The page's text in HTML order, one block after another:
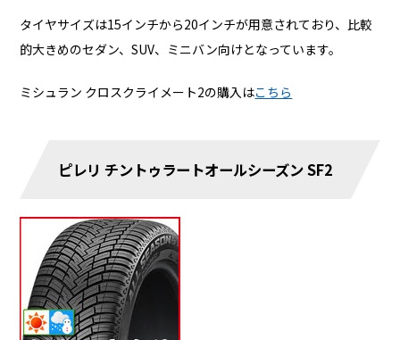
タイヤサイズは15インチから20インチが用意されており、比較
的大きめのセダン、SUV、ミニバン向けとなっています。
ミシュラン クロスクライメート2の購入はこちら
ピレリ チントゥラートオールシーズン SF2